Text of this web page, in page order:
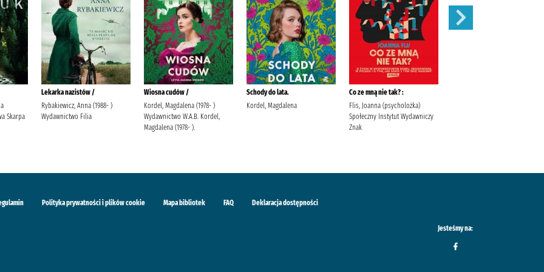
Skarpa
Lekarka nazistów /
Rybakiewicz, Anna (1988- )
Wydawnictwo Filia
Wiosna cudów /
Kordel, Magdalena (1978- )
Wydawnictwo W.A.B. Kordel,
Magdalena (1978- ).
Schody do lata.
Kordel, Magdalena
Co ze mną nie tak? :
Flis, Joanna (psycholożka)
Społeczny Instytut Wydawniczy
Znak
Polityka prywatności i plików cookie Mapa bibliotek FAQ Deklaracja dostępności
Jesteśmy na: